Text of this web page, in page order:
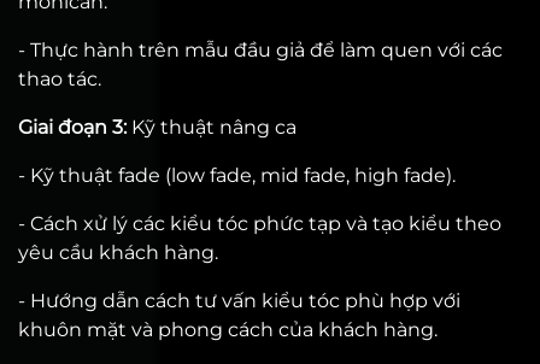
- Thực hành trên mẫu đầu giả để làm quen với các
thao tác.
Giai đoạn 3:Kỹ thuật nâng ca
- Kỹ thuật fade (low fade, mid fade, high fade).
- Cách xử lý các kiểu tóc phức tạp và tạo kiểu theo
yêu cầu khách hàng.
- Hướng dẫn cách tư vấn kiểu tóc phù hợp với
khuôn mặt và phong cách của khách hàng.